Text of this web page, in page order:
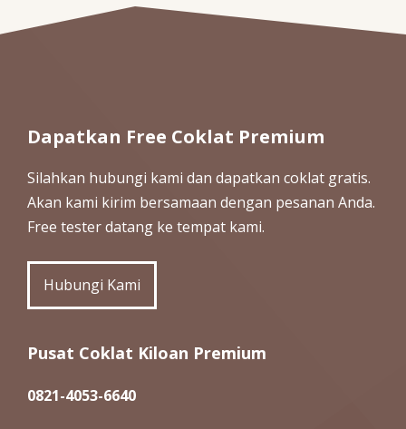
Dapatkan Free Coklat Premium
Silahkan hubungi kami dan dapatkan coklat gratis.
Akan kami kirim bersamaan dengan pesanan Anda.
Free tester datang ke tempat kami.
Hubungi Kami
Pusat Coklat Kiloan Premium
0821-4053-6640